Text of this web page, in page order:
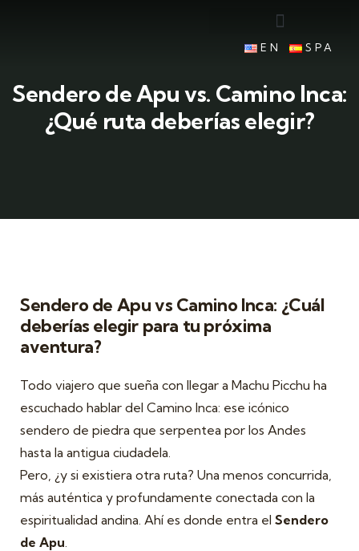
EN SPA
Sendero de Apu vs. Camino Inca:
¿Qué ruta deberías elegir?
Sendero de Apu vs Camino Inca: ¿Cuál
deberías elegir para tu próxima
aventura?
Todo viajero que sueña con llegar a Machu Picchu ha
escuchado hablar del Camino Inca: ese icónico
sendero de piedra que serpentea por los Andes
hasta la antigua ciudadela.
Pero, ¿y si existiera otra ruta? Una menos concurrida,
más auténtica y profundamente conectada con la
espiritualidad andina. Ahí es donde entra el Sendero
de Apu.